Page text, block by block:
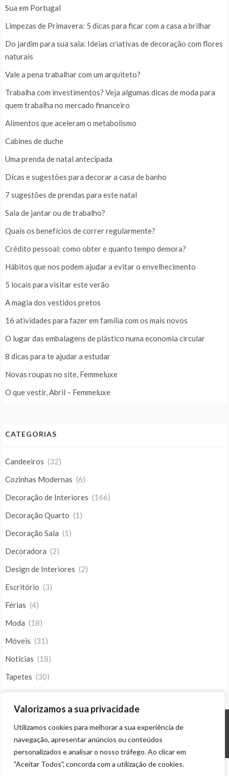
Valorizamos a sua privacidade
Utilizamos cookies para melhorar a sua experiência de
navegação, apresentar anúncios ou conteúdos
personalizados e analisar o nosso tráfego. Ao clicar em
"Aceitar Todos", concorda com a utilização de cookies.
Sua em Portugal
Limpezas de Primavera: 5 dicas para ficar com a casa a brilhar
Do jardim para sua sala: Ideias criativas de decoração com flores
naturais
Vale a pena trabalhar com um arquiteto?
Trabalha com investimentos? Veja algumas dicas de moda para
quem trabalha no mercado financeiro
Alimentos que aceleram o metabolismo
Cabines de duche
Uma prenda de natal antecipada
Dicas e sugestões para decorar a casa de banho
7 sugestões de prendas para este natal
Sala de jantar ou de trabalho?
Quais os benefícios de correr regularmente?
Crédito pessoal: como obter e quanto tempo demora?
Hábitos que nos podem ajudar a evitar o envelhecimento
5 locais para visitar este verão
A magia dos vestidos pretos
16 atividades para fazer em família com os mais novos
O lugar das embalagens de plástico numa economia circular
8 dicas para te ajudar a estudar
Novas roupas no site, Femmeluxe
O que vestir, Abril – Femmeluxe
CATEGORIAS
Candeeiros (32)
Cozinhas Modernas (6)
Decoração de Interiores (166)
Decoração Quarto (1)
Decoração Sala (1)
Decoradora (2)
Design de Interiores (2)
Escritório (3)
Férias (4)
Moda (18)
Móveis (31)
Notícias (18)
Tapetes (30)